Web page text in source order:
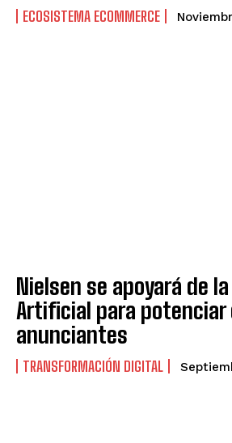
ECOSISTEMA ECOMMERCE
Nielsen se apoyará de
Artificial para potenciar
anunciantes
TRANSFORMACIÓN DIGITAL